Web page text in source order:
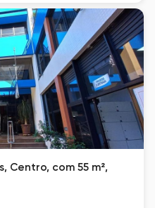
Centro, com 55 m²,